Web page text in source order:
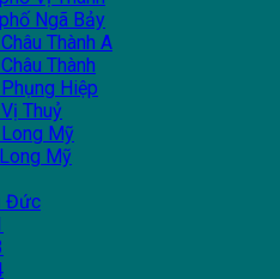
Ngã Bảy
Thành A
Thành
Hiệp
Thuỷ
Mỹ
Mỹ
Đức